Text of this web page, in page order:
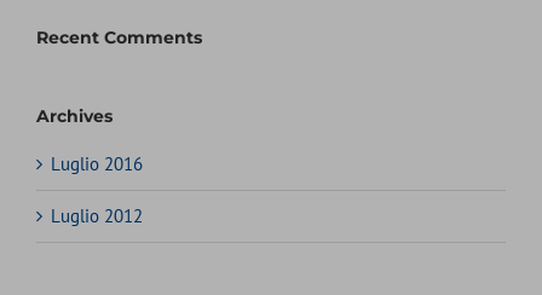
Recent Comments
Archives
Luglio 2016
Luglio 2012